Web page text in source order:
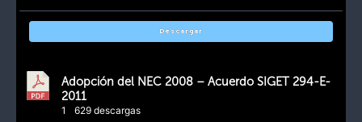
Descargar
Adopción del NEC 2008 – Acuerdo SIGET 294-E-
2011
1 629 descargas